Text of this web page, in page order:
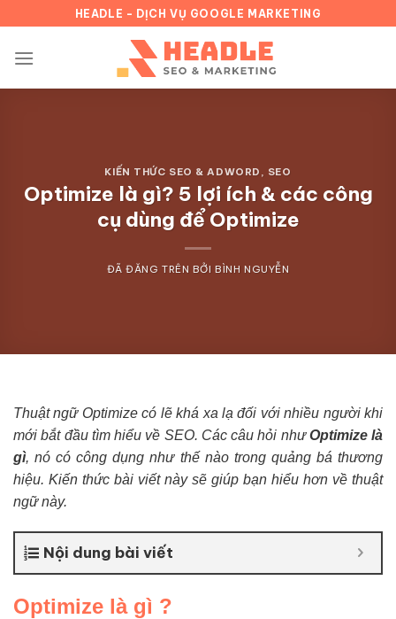
đến
nội
HEADLE - DỊCH VỤ GOOGLE MARKETING
KIẾN THỨC SEO & ADWORD SEO
Optimize là gì? 5 lợi ích & các công
cụ dùng để Optimize
ĐÃ ĐĂNG TRÊN BỞIBÌNH NGUYỄN
Thuật ngữ Optimize có lẽ khá xa lạ đối với nhiều người khi
mới bắt đầu tìm hiểu về SEO. Các câu hỏi nhưOptimize là
gì, nó có công dụng như thế nào trong quảng bá thương
hiệu. Kiến thức bài viết này sẽ giúp bạn hiểu hơn về thuật
ngữ này.
Nội dung bài viết
Optimize là gì ?